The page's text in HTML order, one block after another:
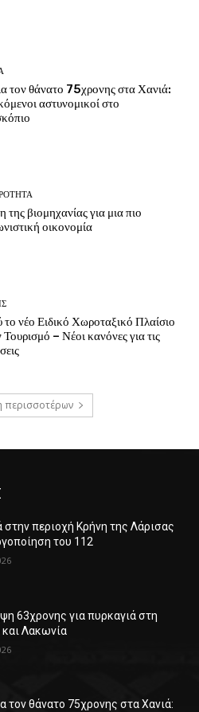
τον θάνατο 75χρονης στα Χανιά:
αστυνομικοί στο
της βιομηχανίας για μια πιο
οικονομία
το νέο Ειδικό Χωροταξικό Πλαίσιο
Τουρισμό – Νέοι κανόνες για τις
περιοχή Κρήνη της Λάρισας
του 112
63χρονης για πυρκαγιά στη
Λακωνία
τον θάνατο 75χρονης στα Χανιά: